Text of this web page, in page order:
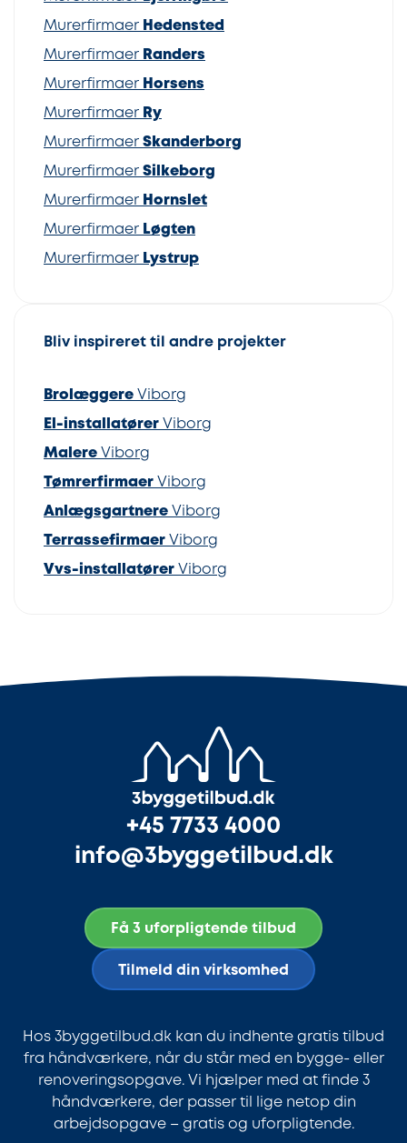
Murerfirmaer Hedensted
Murerfirmaer Randers
Murerfirmaer Horsens
Murerfirmaer Ry
Murerfirmaer Skanderborg
Murerfirmaer Silkeborg
Murerfirmaer Hornslet
Murerfirmaer Løgten
Murerfirmaer Lystrup
Bliv inspireret til andre projekter
Brolæggere Viborg
El-installatører Viborg
Malere Viborg
Tømrerfirmaer Viborg
Anlægsgartnere Viborg
Terrassefirmaer Viborg
Vvs-installatører Viborg
+45 7733 4000
info@3byggetilbud.dk
Få 3 uforpligtende tilbud
Tilmeld din virksomhed
Hos 3byggetilbud.dk kan du indhente gratis tilbud
fra håndværkere, når du står med en bygge- eller
renoveringsopgave. Vi hjælper med at finde 3
håndværkere, der passer til lige netop din
arbejdsopgave – gratis og uforpligtende.